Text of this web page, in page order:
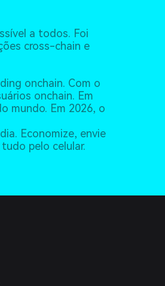
a todos. Foi
cross-chain e
onchain. Com o
onchain. Em
mundo. Em 2026, o
Economize, envie
pelo celular.